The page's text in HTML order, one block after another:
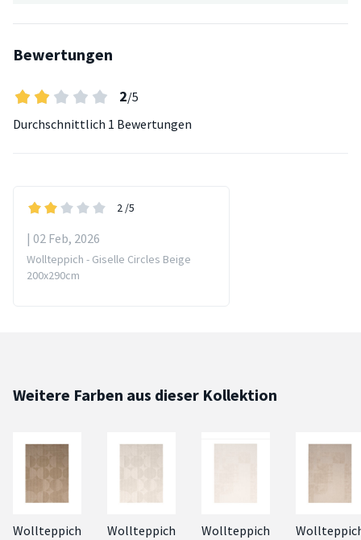
Bewertungen
2/5
Durchschnittlich 1 Bewertungen
2 /5
| 02 Feb, 2026
Wollteppich - Giselle Circles Beige
200x290cm
Weitere Farben aus dieser Kollektion
Wollteppich
Wollteppich
Wollteppich